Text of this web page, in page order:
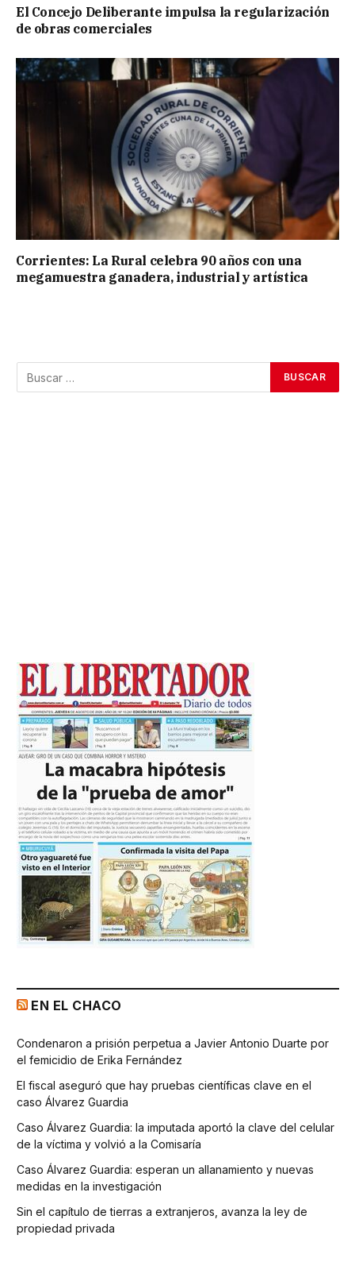
El Concejo Deliberante impulsa la regularización
de obras comerciales
Corrientes: La Rural celebra 90 años con una
megamuestra ganadera, industrial y artística
EN EL CHACO
Condenaron a prisión perpetua a Javier Antonio Duarte por
el femicidio de Erika Fernández
El fiscal aseguró que hay pruebas científicas clave en el
caso Álvarez Guardia
Caso Álvarez Guardia: la imputada aportó la clave del celular
de la víctima y volvió a la Comisaría
Caso Álvarez Guardia: esperan un allanamiento y nuevas
medidas en la investigación
Sin el capítulo de tierras a extranjeros, avanza la ley de
propiedad privada